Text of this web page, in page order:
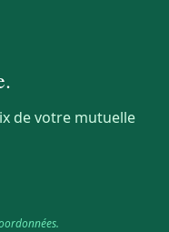
.
de votre mutuelle